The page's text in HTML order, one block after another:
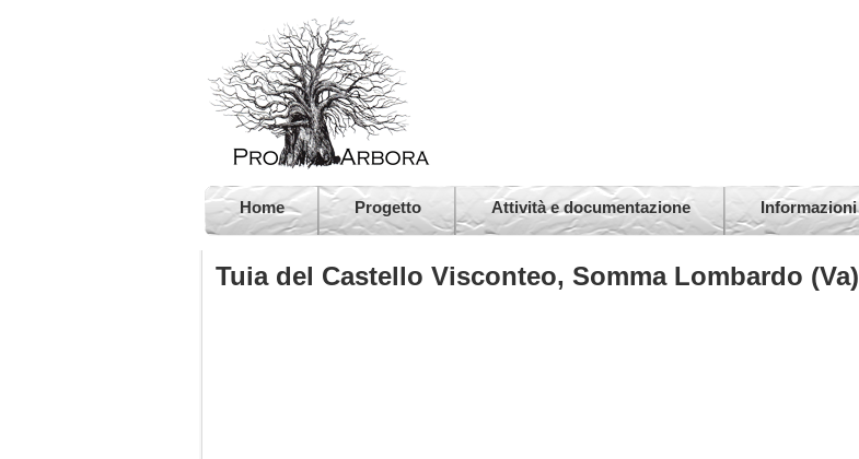
Home Progetto Attività e documentazione Informazioni
Tuia del Castello Visconteo, Somma Lombardo (Va)